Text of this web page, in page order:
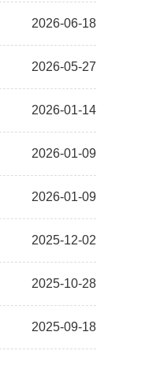
2026-06-18
2026-05-27
2026-01-14
2026-01-09
2026-01-09
2025-12-02
2025-10-28
2025-09-18